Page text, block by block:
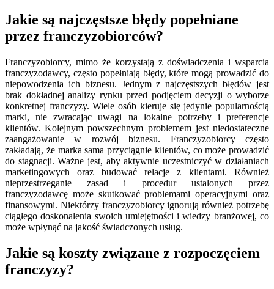
Jakie są najczęstsze błędy popełniane
przez franczyzobiorców?
Franczyzobiorcy, mimo że korzystają z doświadczenia i wsparcia
franczyzodawcy, często popełniają błędy, które mogą prowadzić do
niepowodzenia ich biznesu. Jednym z najczęstszych błędów jest
brak dokładnej analizy rynku przed podjęciem decyzji o wyborze
konkretnej franczyzy. Wiele osób kieruje się jedynie popularnością
marki, nie zwracając uwagi na lokalne potrzeby i preferencje
klientów. Kolejnym powszechnym problemem jest niedostateczne
zaangażowanie w rozwój biznesu. Franczyzobiorcy często
zakładają, że marka sama przyciągnie klientów, co może prowadzić
do stagnacji. Ważne jest, aby aktywnie uczestniczyć w działaniach
marketingowych oraz budować relacje z klientami. Również
nieprzestrzeganie zasad i procedur ustalonych przez
franczyzodawcę może skutkować problemami operacyjnymi oraz
finansowymi. Niektórzy franczyzobiorcy ignorują również potrzebę
ciągłego doskonalenia swoich umiejętności i wiedzy branżowej, co
może wpłynąć na jakość świadczonych usług.
Jakie są koszty związane z rozpoczęciem
franczyzy?